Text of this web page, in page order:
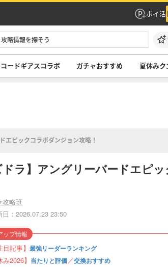
ポイ活
コードギアスコラボ ガチャおすすめ 夏休みク
エピックコラボダンジョン攻略！
ドラ】アングリーバードエピ
攻略班
日：2026.07.23 23:50
記事】 最強リーダーランキング
2026】 当たりと評価／交換おすすめ
ップ情報